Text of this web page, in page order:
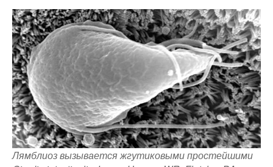
Лямблиоз вызывается жгутиковыми простейшими